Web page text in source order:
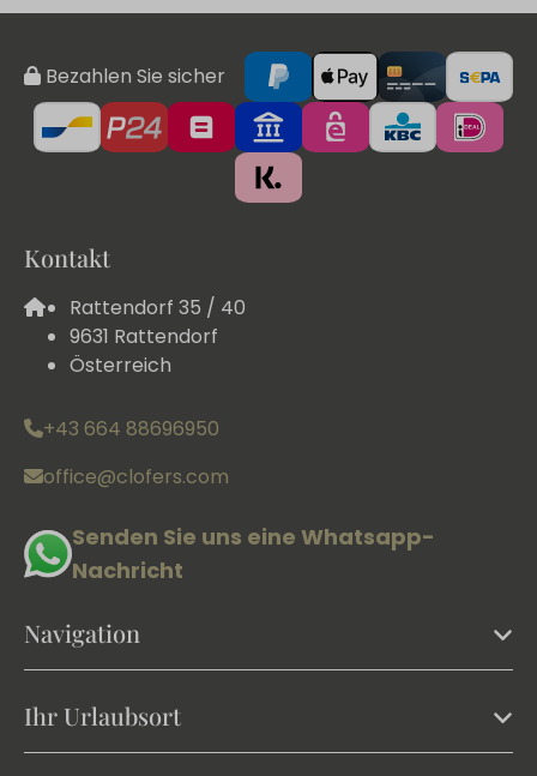
Bezahlen Sie sicher
Kontakt
Rattendorf 35 / 40
9631 Rattendorf
Österreich
+43 664 88696950
office@clofers.com
Senden Sie uns eine Whatsapp-
Nachricht
Navigation
Ihr Urlaubsort